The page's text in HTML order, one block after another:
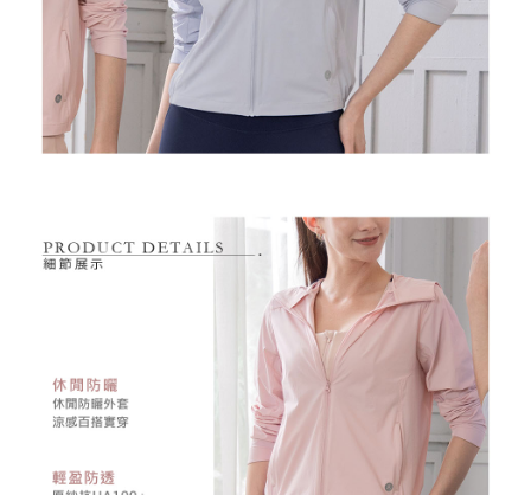
時審查核予不同之上限額度；若仍有額度不足之情形，本公司將視審查結果
請求用戶進行身份認證。
５．嚴禁一人註冊多個帳號或使用他人資訊註冊。若發現惡意使用之情形，
恩沛科技股份有限公司將有權停止該用戶之使用額度並採取法律行動。
離島宅配
免運費